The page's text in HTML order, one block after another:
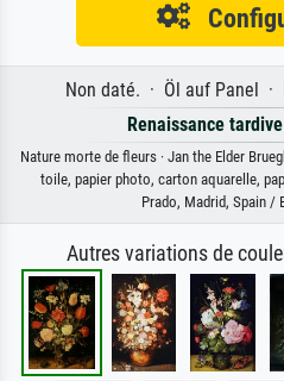
Non daté. · Öl auf Panel ·
Renaissance tardive
Nature morte de fleurs · Jan the Elder
toile, papier photo, carton aquarelle,
Prado, Madrid, Spain /
Autres variations de